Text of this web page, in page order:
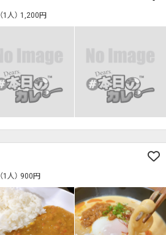
電子マネー決済可
検索する
1人） 1,200円
1人） 900円